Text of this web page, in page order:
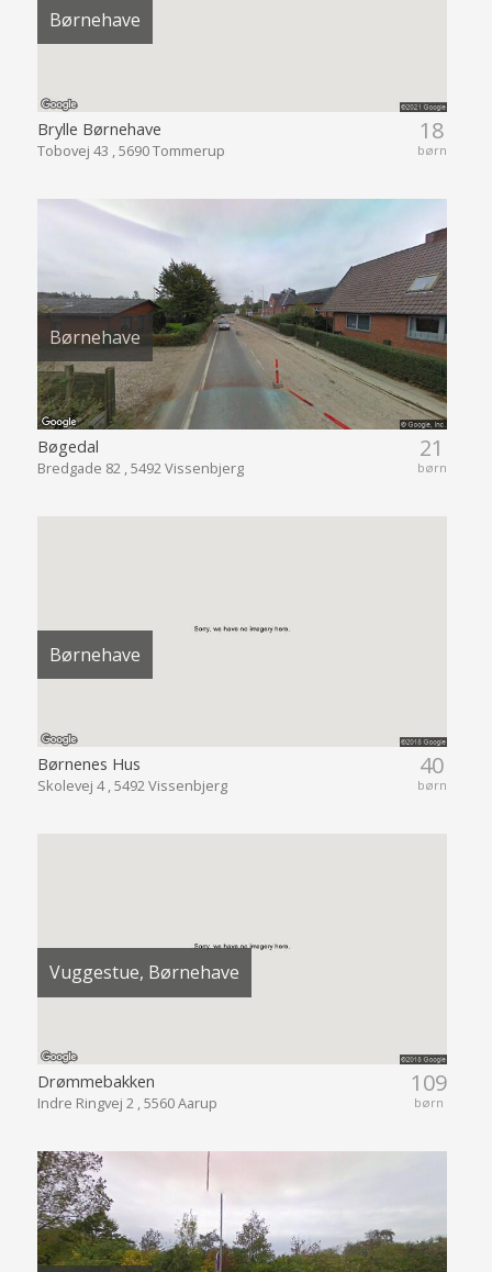
Børnehave
18
børn
Brylle Børnehave
Tobovej 43 , 5690 Tommerup
Børnehave
21
børn
Bøgedal
Bredgade 82 , 5492 Vissenbjerg
Børnehave
40
børn
Børnenes Hus
Skolevej 4 , 5492 Vissenbjerg
Vuggestue, Børnehave
109
børn
Drømmebakken
Indre Ringvej 2 , 5560 Aarup